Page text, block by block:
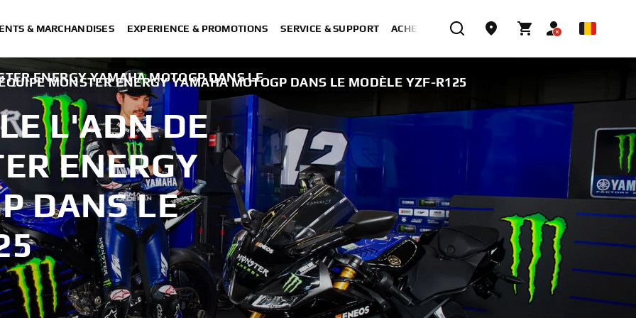
& MARCHANDISES EXPERIENCE & PROMOTIONS SERVICE & SUPPORT ACHETER MAINTENANT
MONSTER ENERGY YAMAHA MOTOGP DANS LE MODÈLE YZF-R125
ENERGY YAMAHA MOTOGP DANS LE
L'ADN DE
ENERGY
DANS LE